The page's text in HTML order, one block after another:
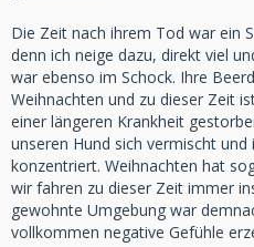
Die Zeit nach ihrem Tod war ein
denn ich neige dazu, direkt viel
war ebenso im Schock. Ihre
Weihnachten und zu dieser Zeit
einer längeren Krankheit
unseren Hund sich vermischt
konzentriert. Weihnachten hat
wir fahren zu dieser Zeit immer
gewohnte Umgebung war
vollkommen negative Gefühle